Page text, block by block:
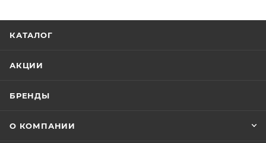
КАТАЛОГ
АКЦИИ
БРЕНДЫ
О КОМПАНИИ